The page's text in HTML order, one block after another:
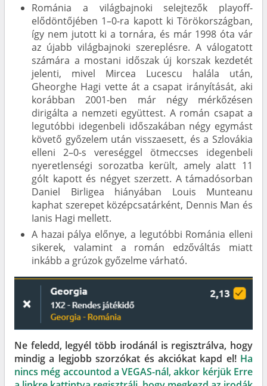
Románia a világbajnoki selejtezők playoff-
elődöntőjében 1–0-ra kapott ki Törökországban,
így nem jutott ki a tornára, és már 1998 óta vár
az újabb világbajnoki szereplésre. A válogatott
számára a mostani időszak új korszak kezdetét
jelenti, mivel Mircea Lucescu halála után,
Gheorghe Hagi vette át a csapat irányítását, aki
korábban 2001-ben már négy mérkőzésen
dirigálta a nemzeti együttest. A román csapat a
legutóbbi idegenbeli időszakában négy egymást
követő győzelem után visszaesett, és a Szlovákia
elleni 2–0-s vereséggel ötmeccses idegenbeli
nyeretlenségi sorozatba került, amely alatt 11
gólt kapott és négyet szerzett. A támadósorban
Daniel Birligea hiányában Louis Munteanu
kaphat szerepet középcsatárként, Dennis Man és
Ianis Hagi mellett.
A hazai pálya előnye, a legutóbbi Románia elleni
sikerek, valamint a román edzőváltás miatt
inkább a grúzok győzelme várható.
Ne feledd, legyél több irodánál is regisztrálva, hogy
mindig a legjobb szorzókat és akciókat kapd el! Ha
nincs még accountod a VEGAS-nál, akkor kérjük Erre